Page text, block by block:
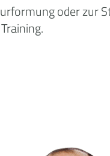
oder zur